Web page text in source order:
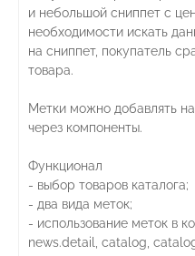
и небольшой сниппет с
необходимости искать
на сниппет, покупатель
товара.
Метки можно добавлять
через компоненты.
Функционал
- выбор товаров каталога;
- два вида меток;
- использование меток в
news.detail, catalog,